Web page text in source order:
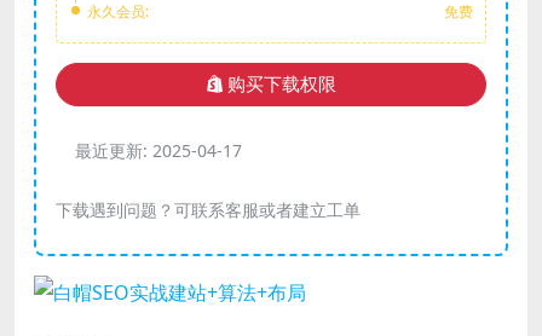
永久会员:
免费
购买下载权限
最近更新: 2025-04-17
下载遇到问题？可联系客服或者建立工单